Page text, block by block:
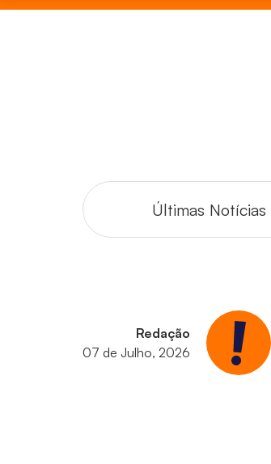
Últimas Notícias
Redação
07 de Julho, 2026